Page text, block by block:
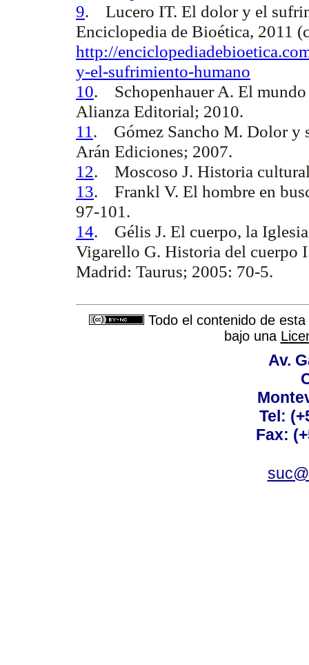
9. Lucero IT. El dolor y el
Enciclopedia de Bioética, 2011
http://
y-el-sufrimiento-humano
10. Schopenhauer A. El
Alianza Editorial; 2010.
11 . Gómez Sancho M. Dolor y
Arán Ediciones; 2007.
12. Moscoso J. Historia
13. Frankl V. El hombre en
97-101.
14. Gélis J. El cuerpo, la
Vigarello G. Historia del cuerpo
Madrid: Taurus; 2005: 70-5.
Todo el contenido de
bajo una
Av.
Tel:
Fax: